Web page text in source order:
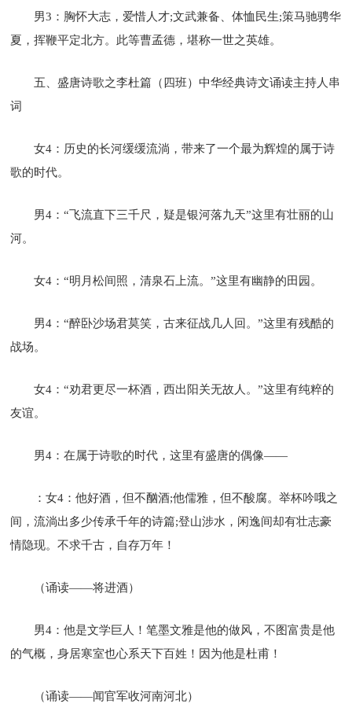
男3：胸怀大志，爱惜人才;文武兼备、体恤民生;策马驰骋华
夏，挥鞭平定北方。此等曹孟德，堪称一世之英雄。
五、盛唐诗歌之李杜篇（四班）中华经典诗文诵读主持人串
词
女4：历史的长河缓缓流淌，带来了一个最为辉煌的属于诗
歌的时代。
男4：“飞流直下三千尺，疑是银河落九天”这里有壮丽的山
河。
女4：“明月松间照，清泉石上流。”这里有幽静的田园。
男4：“醉卧沙场君莫笑，古来征战几人回。”这里有残酷的
战场。
女4：“劝君更尽一杯酒，西出阳关无故人。”这里有纯粹的
友谊。
男4：在属于诗歌的时代，这里有盛唐的偶像——
：女4：他好酒，但不酗酒;他儒雅，但不酸腐。举杯吟哦之
间，流淌出多少传承千年的诗篇;登山涉水，闲逸间却有壮志豪
情隐现。不求千古，自存万年！
（诵读——将进酒）
男4：他是文学巨人！笔墨文雅是他的做风，不图富贵是他
的气概，身居寒室也心系天下百姓！因为他是杜甫！
（诵读——闻官军收河南河北）